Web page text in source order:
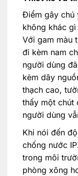
Điểm gây chú
không khác
Với gam màu
đi kèm nam
người dùng
kèm dây
thạch cao,
thấy một chút
người dùng
Khi nói đến
chống nước
trong môi
phòng xông